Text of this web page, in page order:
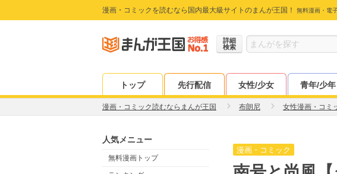
漫画・コミックを読むなら国内最大級サイトのまんが王国！ 無料漫画・電
詳細
検索
トップ 先行配信 女性/少女 青年/少年
漫画・コミック読むならまんが王国 布朗尼 女性漫画・コミ
人気メニュー
無料漫画トップ
漫画・コミック